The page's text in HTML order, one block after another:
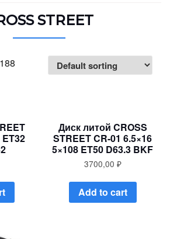
STREET
ET32
Диск литой CROSS
STREET CR-01 6.5×16
5×108 ET50 D63.3 BKF
3700,00 ₽
Add to cart